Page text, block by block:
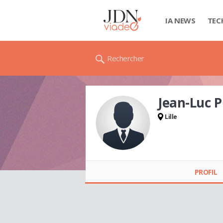
IA NEWS
Rechercher
Jean-Luc
Lille
PROFIL